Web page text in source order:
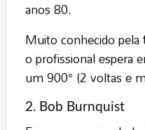
anos 80.
Muito conhecido pela
o profissional espera
um 900° (2 voltas e
2. Bob Burnquist